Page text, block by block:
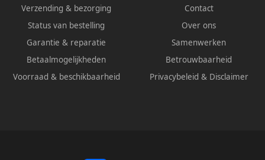
Verzending & bezorging
Status van bestelling
Garantie & reparatie
Betaalmogelijkheden
Voorraad & beschikbaarheid
Contact
Over ons
Samenwerken
Betrouwbaarheid
Privacybeleid & Disclaimer